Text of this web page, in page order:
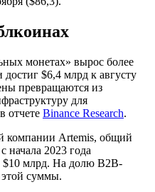
монетах» вырос более
достиг $6,4 млрд к августу
превращаются из
для
отчете Binance Research.
компании Artemis, общий
начала 2023 года
$10 млрд. На долю B2B-
этой суммы.